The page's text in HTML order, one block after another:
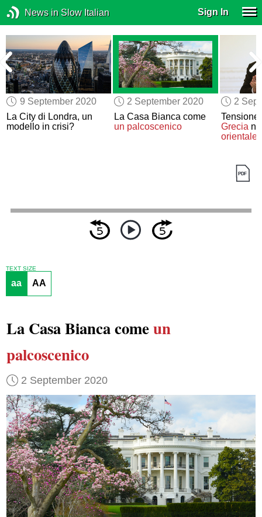
News in Slow Italian Sign In
9 September 2020
La City di Londra, un
modello in crisi?
2 September 2020
La Casa Bianca come
un palcoscenico
2
Grecia
orientale
TEXT SIZE
aa AA
La Casa Bianca comeun
palcoscenico
2 September 2020